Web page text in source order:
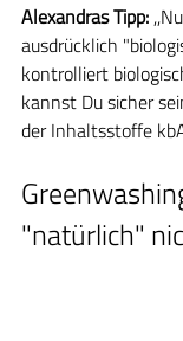
Alexandras Tipp:
ausdrücklich
kontrolliert
kannst Du sicher
der Inhaltsstoffe
"natürlich"